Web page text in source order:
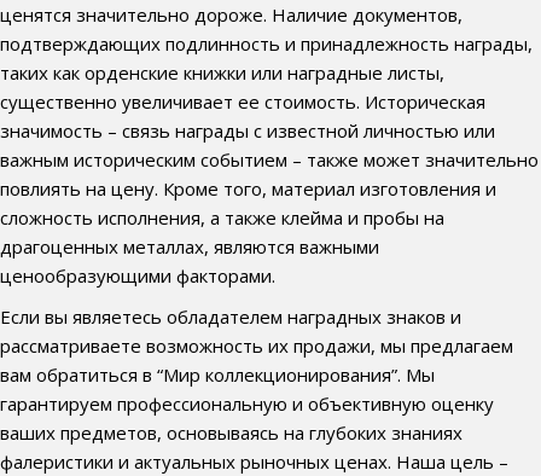
ценятся значительно дороже. Наличие документов,
подтверждающих подлинность и принадлежность награды,
таких как орденские книжки или наградные листы,
существенно увеличивает ее стоимость. Историческая
значимость – связь награды с известной личностью или
важным историческим событием – также может значительно
повлиять на цену. Кроме того, материал изготовления и
сложность исполнения, а также клейма и пробы на
драгоценных металлах, являются важными
ценообразующими факторами.
Если вы являетесь обладателем наградных знаков и
рассматриваете возможность их продажи, мы предлагаем
вам обратиться в “Мир коллекционирования”. Мы
гарантируем профессиональную и объективную оценку
ваших предметов, основываясь на глубоких знаниях
фалеристики и актуальных рыночных ценах. Наша цель –